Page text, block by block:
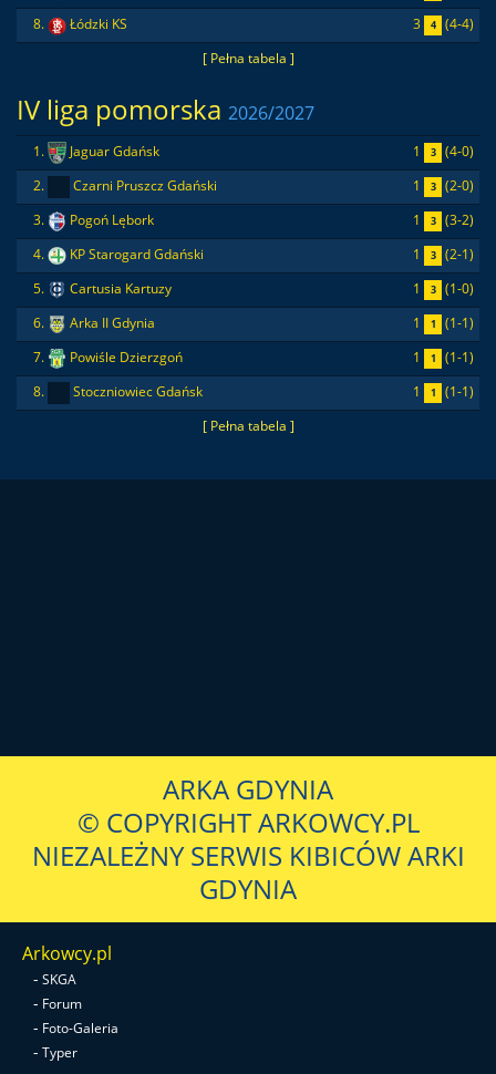
[ Pełna tabela ]
8.
Łódzki KS 3 4 (4-4)
IV liga pomorska 2026/2027
[ Pełna tabela ]
1. Jaguar Gdańsk 1 3
(4-0)
2.
Czarni Pruszcz Gdański 1 3
(2-0)
3.
Pogoń Lębork 1 3
(3-2)
4.
KP Starogard Gdański 1 3
(2-1)
5.
Cartusia Kartuzy 1 3
(1-0)
6.
Arka II Gdynia 1 1
(1-1)
7.
Powiśle Dzierzgoń 1 1
(1-1)
8.
Stoczniowiec Gdańsk 1 1 (1-1)
ARKA GDYNIA
© COPYRIGHT ARKOWCY.PL
NIEZALEŻNY SERWIS KIBICÓW ARKI
GDYNIA
Arkowcy.pl
- SKGA
- Forum
- Foto-Galeria
- Typer